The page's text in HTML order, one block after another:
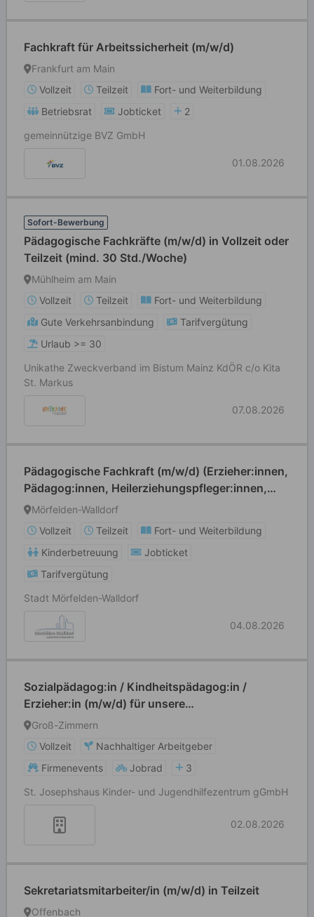
Fachkraft für Arbeitssicherheit (m/w/d)
Frankfurt am Main
Vollzeit
Teilzeit
Fort- und Weiterbildung
Betriebsrat
Jobticket
2
gemeinnützige BVZ GmbH
01.08.2026
Sofort-Bewerbung
Pädagogische Fachkräfte (m/w/d) in Vollzeit oder
Teilzeit (mind. 30 Std./Woche)
Mühlheim am Main
Vollzeit
Teilzeit
Fort- und Weiterbildung
Gute Verkehrsanbindung
Tarifvergütung
Urlaub >= 30
Unikathe Zweckverband im Bistum Mainz KdÖR c/o Kita
St. Markus
07.08.2026
Pädagogische Fachkraft (m/w/d) (Erzieher:innen,
Pädagog:innen, Heilerziehungspfleger:innen,
Grund- und Förderschullehrer:innen o. ä.)
Mörfelden-Walldorf
Vollzeit
Teilzeit
Fort- und Weiterbildung
Kinderbetreuung
Jobticket
Tarifvergütung
Stadt Mörfelden-Walldorf
04.08.2026
Sozialpädagog:in / Kindheitspädagog:in /
Erzieher:in (m/w/d) für unsere
Kinderinobhutnahme
Groß-Zimmern
Vollzeit
Nachhaltiger Arbeitgeber
Firmenevents
Jobrad
3
St. Josephshaus Kinder- und Jugendhilfezentrum gGmbH
02.08.2026
Sekretariatsmitarbeiter/in (m/w/d) in Teilzeit
Offenbach